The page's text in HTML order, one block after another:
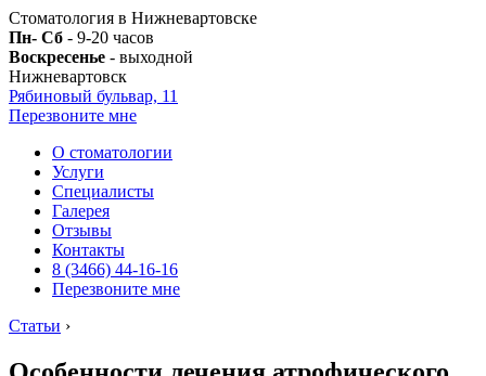
Стоматология в Нижневартовске
Пн- Сб - 9-20 часов
Воскресенье - выходной
Нижневартовск
Рябиновый бульвар, 11
Перезвоните мне
О стоматологии
Услуги
Специалисты
Галерея
Отзывы
Контакты
8 (3466) 44-16-16
Перезвоните мне
Статьи ›